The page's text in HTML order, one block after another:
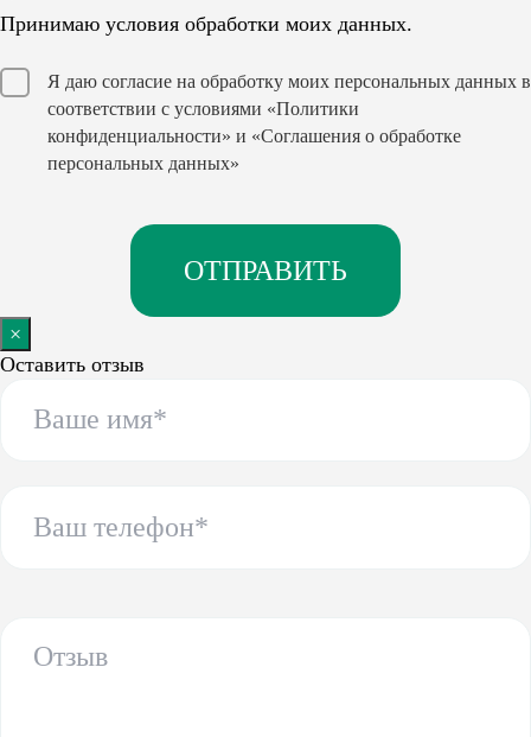
Принимаю условия обработки моих данных.
Я даю согласие на обработку моих персональных данных в
соответствии с условиями «Политики
конфиденциальности» и «Соглашения о обработке
персональных данных»
×
Оставить отзыв